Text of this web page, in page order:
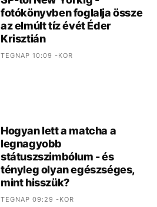
fotókönyvben foglalja össze
az elmúlt tíz évét Éder
Krisztián
TEGNAP 10:09 -KOR
Hogyan lett a matcha a
legnagyobb
státuszszimbólum - és
tényleg olyan egészséges,
mint hisszük?
TEGNAP 09:29 -KOR